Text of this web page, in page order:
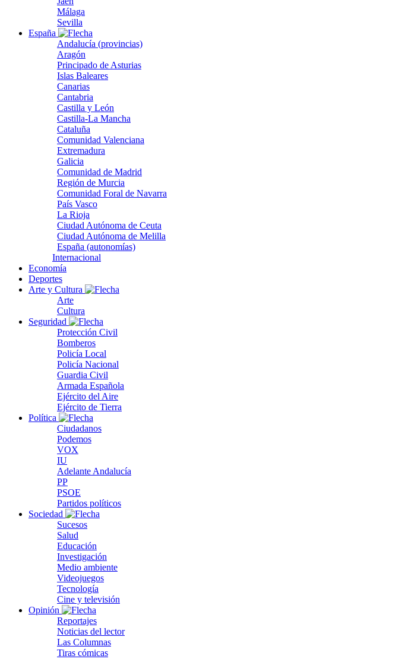
Málaga
Sevilla
España
Andalucía (provincias)
Aragón
Principado de Asturias
Islas Baleares
Canarias
Cantabria
Castilla y León
Castilla-La Mancha
Cataluña
Comunidad Valenciana
Extremadura
Galicia
Comunidad de Madrid
Región de Murcia
Comunidad Foral de Navarra
País Vasco
La Rioja
Ciudad Autónoma de Ceuta
Ciudad Autónoma de Melilla
España (autonomías)
Internacional
Economía
Deportes
Arte y Cultura
Arte
Cultura
Seguridad
Protección Civil
Bomberos
Policía Local
Policía Nacional
Guardia Civil
Armada Española
Ejército del Aire
Ejército de Tierra
Política
Ciudadanos
Podemos
VOX
IU
Adelante Andalucía
PP
PSOE
Partidos políticos
Sociedad
Sucesos
Salud
Educación
Investigación
Medio ambiente
Videojuegos
Tecnología
Cine y televisión
Opinión
Reportajes
Noticias del lector
Las Columnas
Tiras cómicas